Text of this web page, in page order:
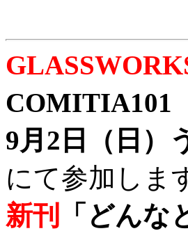
COMITIA101
9月2日（日）
にて参加しま
新刊
「どん